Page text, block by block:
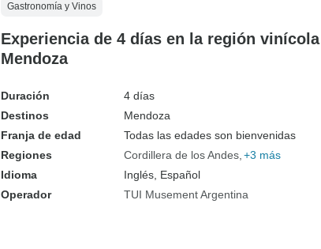
Gastronomía y Vinos
Experiencia de 4 días en la región
Mendoza
Duración
4 días
Destinos
Mendoza
Franja de edad
Todas las edades son bienvenidas
Regiones
Cordillera de los Andes +3 más
Idioma
Inglés, Español
Operador
TUI Musement Argentina